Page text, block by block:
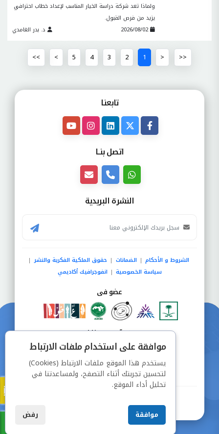
ولماذا تعد شركة دراسة الخيار المناسب لإعداد خطاب احترافي
يزيد من فرص القبول.
2026/08/02
د. بدر الغامدي
<<
<
1
2
3
4
5
>
>>
تابعنـا
اتصل بنــا
النشرة البريدية
الشروط و الأحكام | الضمانات | حقوق الملكية الفكرية والنشر |
سياسة الخصوصية | انفوجرافيك أكاديمي
عضو فى
دفع آمن من خلال
موافقة على استخدام ملفات الارتباط
يستخدم هذا الموقع ملفات الارتباط (Cookies)
لتحسين تجربتك أثناء التصفح، ولمساعدتنا في
تحليل أداء الموقع.
موافقة رفض